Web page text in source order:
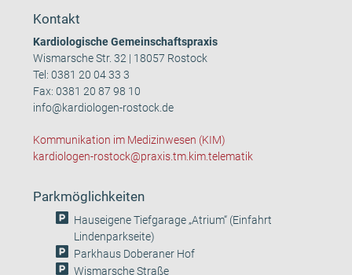
Kontakt
Kardiologische Gemeinschaftspraxis
Wismarsche Str. 32 | 18057 Rostock
Tel:0381 20 04 33 3
Fax: 0381 20 87 98 10
info@kardiologen-rostock.de
Kommunikation im Medizinwesen (KIM)
kardiologen-rostock@praxis.tm.kim.telematik
Parkmöglichkeiten
Hauseigene Tiefgarage „Atrium“ (Einfahrt
Lindenparkseite)
Parkhaus Doberaner Hof
Wismarsche Straße